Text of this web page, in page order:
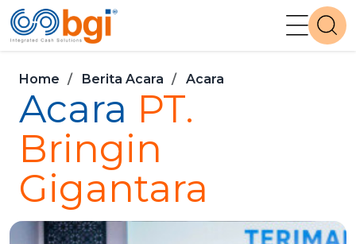
Home Berita Acara Acara
Acara PT.
Bringin
Gigantara